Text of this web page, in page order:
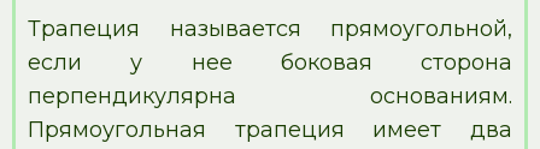
Трапеция называется прямоугольной,
если у нее боковая сторона
перпендикулярна основаниям.
Прямоугольная трапеция имеет два